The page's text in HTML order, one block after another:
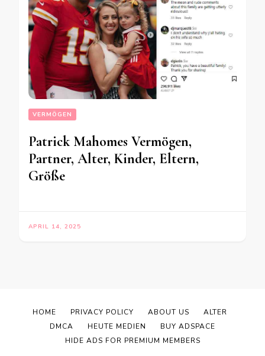
VERMÖGEN
Patrick Mahomes Vermögen,
Partner, Alter, Kinder, Eltern,
Größe
APRIL 14, 2025
HOME PRIVACY POLICY ABOUT US
ALTER
DMCA
HEUTE MEDIEN
BUY ADSPACE
HIDE ADS FOR PREMIUM MEMBERS